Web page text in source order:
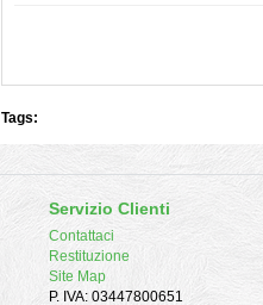
Tags:
Servizio Clienti
Contattaci
Restituzione
Site Map
P. IVA: 03447800651